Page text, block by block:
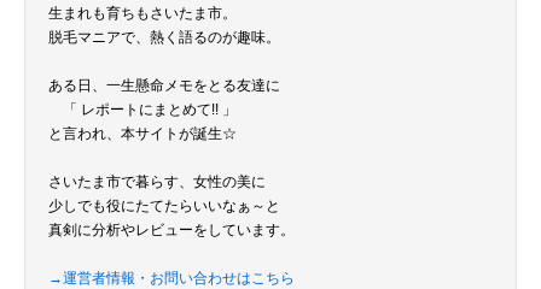
生まれも育ちもさいたま市。
脱毛マニアで、熱く語るのが趣味。
ある日、一生懸命メモをとる友達に
「 レポートにまとめて!! 」
と言われ、本サイトが誕生☆
さいたま市で暮らす、女性の美に
少しでも役にたてたらいいなぁ～と
真剣に分析やレビューをしています。
→運営者情報・お問い合わせはこちら